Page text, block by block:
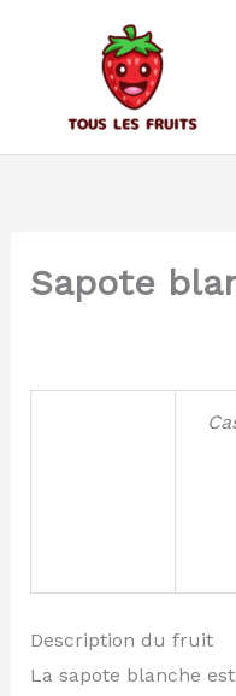
Sapote
Description du fruit
La sapote blanche